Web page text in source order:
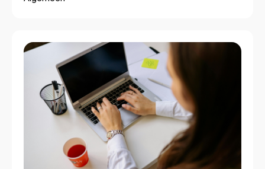
zelf content creëren. De juiste keuze hangt af van
combineert vaak het beste van beide werelden.
Video is uitgegroeid tot het belangrijkste
communicatiemiddel binnen organisaties.
Medewerkers kijken liever naar een korte video dan
dat ze lange e-mails lezen. De vraag of je
videoproductie centraliseert of juist verspreidt
over afdelingen, heeft directe impact op drie
cruciale gebieden: betrokkenheid van
medewerkers, merkconsistentie en operationele